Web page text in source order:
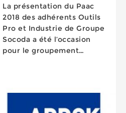
La présentation du Paac
2018 des adhérents Outils
Pro et Industrie de Groupe
Socoda a été l’occasion
pour le groupement